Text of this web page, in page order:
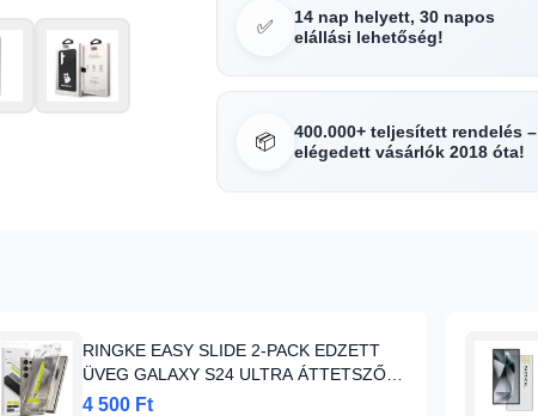
✅
14 nap helyett, 30 napos
elállási lehetőség!
📦
400.000+ teljesített rendelés –
elégedett vásárlók 2018 óta!
RINGKE EASY SLIDE 2-PACK EDZETT
ÜVEG GALAXY S24 ULTRA ÁTTETSZŐ
üvegfólia
4 500 Ft